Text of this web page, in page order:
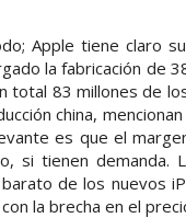
Apple tiene claro
la fabricación de
total 83 millones de
china,
es que el
si tienen
de los nuevos
la brecha en el